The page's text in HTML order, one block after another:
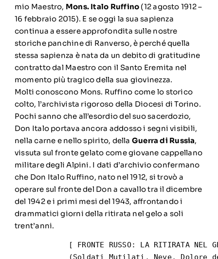
mio Maestro, Mons. Italo Ruffino (12 agosto 1912 –
16 febbraio 2015). E se oggi la sua sapienza
continua a essere approfondita sulle nostre
storiche panchine di Ranverso, è perché quella
stessa sapienza è nata da un debito di gratitudine
contratto dal Maestro con il Santo Eremita nel
momento più tragico della sua giovinezza.
Molti conoscono Mons. Ruffino come lo storico
colto, l’archivista rigoroso della Diocesi di Torino.
Pochi sanno che all’esordio del suo sacerdozio,
Don Italo portava ancora addosso i segni visibili,
nella carne e nello spirito, della Guerra di Russia,
vissuta sul fronte gelato come giovane cappellano
militare degli Alpini. I dati d’archivio confermano
che Don Italo Ruffino, nato nel 1912, si trovò a
operare sul fronte del Don a cavallo tra il dicembre
del 1942 e i primi mesi del 1943, affrontando i
drammatici giorni della ritirata nel gelo a soli
trent’anni.
[ FRONTE RUSSO: LA RITIRATA NEL
(Soldati Mutilati, Neve, Dolore